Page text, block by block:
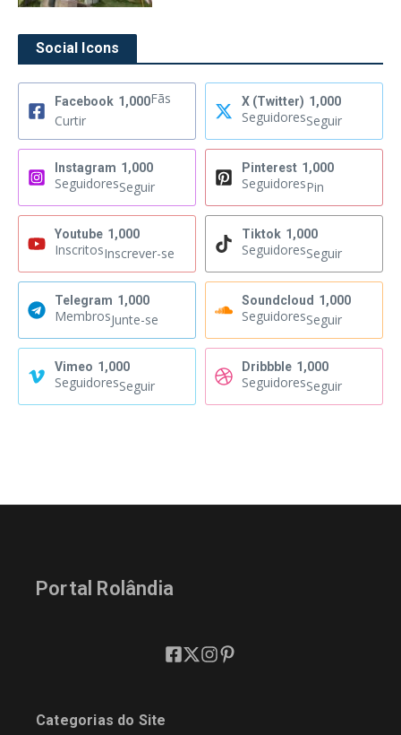
Social Icons
Facebook 1,000Fãs
Curtir
X (Twitter) 1,000
SeguidoresSeguir
Instagram 1,000
SeguidoresSeguir
Pinterest 1,000
SeguidoresPin
Youtube 1,000
InscritosInscrever-se
Tiktok 1,000
SeguidoresSeguir
Telegram 1,000
MembrosJunte-se
Soundcloud 1,000
SeguidoresSeguir
Vimeo 1,000
SeguidoresSeguir
Dribbble 1,000
SeguidoresSeguir
Portal Rolândia
Categorias do Site